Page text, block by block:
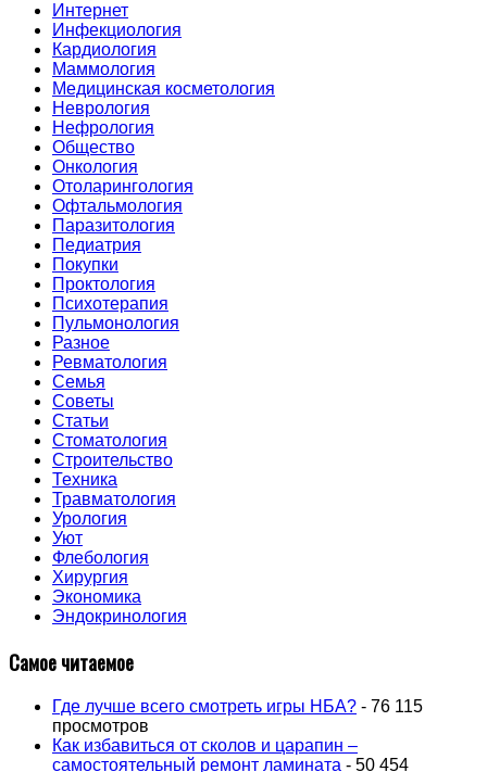
Интернет
Инфекциология
Кардиология
Маммология
Медицинская косметология
Неврология
Нефрология
Общество
Онкология
Отоларингология
Офтальмология
Паразитология
Педиатрия
Покупки
Проктология
Психотерапия
Пульмонология
Разное
Ревматология
Семья
Советы
Статьи
Стоматология
Строительство
Техника
Травматология
Урология
Уют
Флебология
Хирургия
Экономика
Эндокринология
Самое читаемое
Где лучше всего смотреть игры НБА? - 76 115
просмотров
Как избавиться от сколов и царапин –
самостоятельный ремонт ламината - 50 454